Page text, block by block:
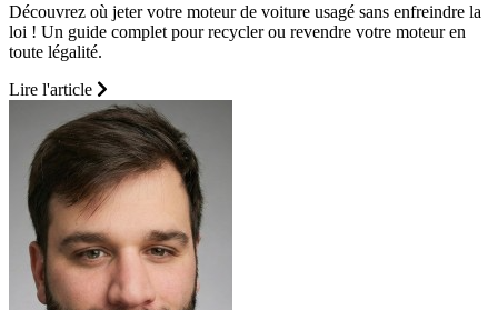
Découvrez où jeter votre moteur de voiture usagé sans enfreindre la
loi ! Un guide complet pour recycler ou revendre votre moteur en
toute légalité.
Lire l'article